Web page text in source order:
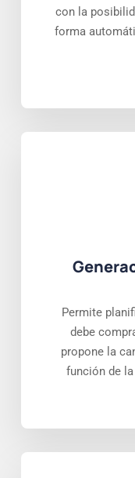
con la
forma
Permite
debe
propone la
función de